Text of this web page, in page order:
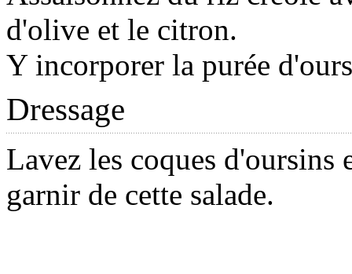
d'olive et le citron.
Y incorporer la purée
Dressage
Lavez les coques d'oursins
garnir de cette salade.